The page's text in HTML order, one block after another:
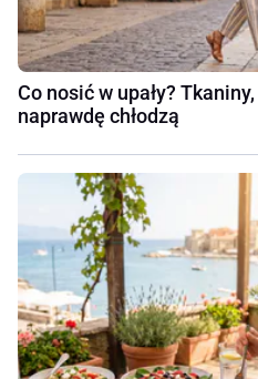
Co nosić w upały?
naprawdę chłodzą